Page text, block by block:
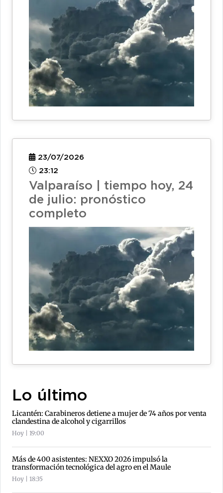
23/07/2026
23:12
Valparaíso | tiempo hoy, 24
de julio: pronóstico
completo
Lo último
Licantén: Carabineros detiene a mujer de 74 años por venta
clandestina de alcohol y cigarrillos
Hoy | 19:00
Más de 400 asistentes: NEXXO 2026 impulsó la
transformación tecnológica del agro en el Maule
Hoy | 18:35